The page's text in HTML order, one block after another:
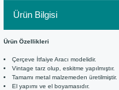
Ürün Bilgisi
Ürün Özellikleri
Çerçeve İtfaiye Aracı modelidir.
Vintage tarz olup, eskitme yapılmıştır.
Tamamı metal malzemeden üretilmiştir.
El yapımı ve el boyamasıdır.